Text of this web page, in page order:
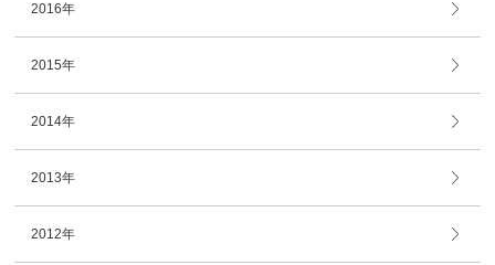
2016年
2015年
2014年
2013年
2012年